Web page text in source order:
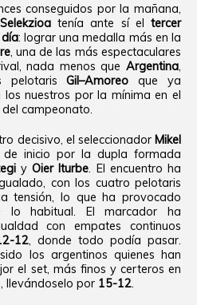
conseguidos por la mañana,
tenía ante sí el tercer
: lograr una medalla más en la
, una de las más espectaculares
nada menos que Argentina,
pelotarisGil–Amoreo que ya
nuestros por la mínima en el
campeonato.
decisivo, el seleccionador Mikel
de inicio por la dupla formada
yOier Iturbe. El encuentro ha
con los cuatro pelotaris
tensión, lo que ha provocado
lo habitual. El marcador ha
con empates continuos
12, donde todo podía pasar.
los argentinos quienes han
el set, más finos y certeros en
llevándoselo por 15-12.